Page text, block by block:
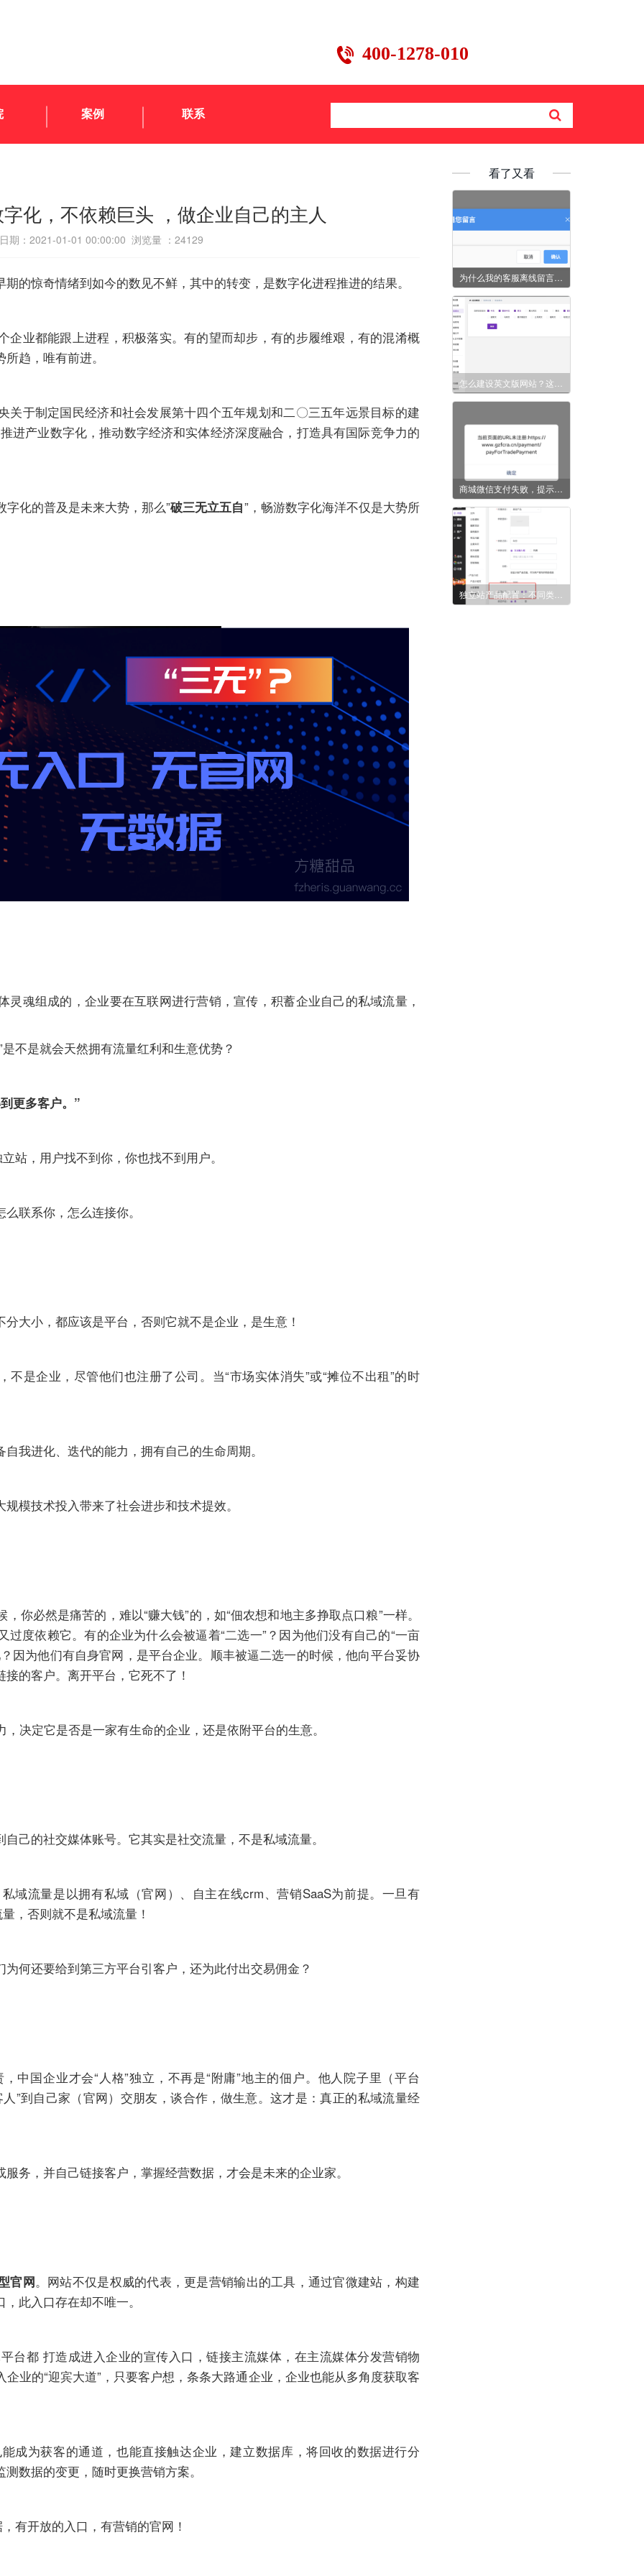
400-1278-010
案例 联系
化，不依赖巨头 ，做企业自己的主人
期：2021-01-01 00:00:00 浏览量 ： 24129
的惊奇情绪到如今的数见不鲜，其中的转变，是数字化进程推进的结果。
企业都能跟上进程，积极落实。有的望而却步，有的步履维艰，有的混淆概
趋，唯有前进。
关于制定国民经济和社会发展第十四个五年规划和二〇三五年远景目标的建
进产业数字化，推动数字经济和实体经济深度融合，打造具有国际竞争力的
化的普及是未来大势，那么”破三无立五自”，畅游数字化海洋不仅是大势所
魂组成的，企业要在互联网进行营销，宣传，积蓄企业自己的私域流量，
不是就会天然拥有流量红利和生意优势？
更多客户。”
站，用户找不到你，你也找不到用户。
联系你，怎么连接你。
大小，都应该是平台，否则它就不是企业，是生意！
不是企业，尽管他们也注册了公司。当“市场实体消失”或“摊位不出租”的时
我进化、迭代的能力，拥有自己的生命周期。
模技术投入带来了社会进步和技术提效。
你必然是痛苦的，难以“赚大钱”的，如“佃农想和地主多挣取点口粮”一样。
度依赖它。有的企业为什么会被逼着“二选一”？因为他们没有自己的“一亩
因为他们有自身官网，是平台企业。顺丰被逼二选一的时候，他向平台妥协
的客户。离开平台，它死不了！
，决定它是否是一家有生命的企业，还是依附平台的生意。
己的社交媒体账号。它其实是社交流量，不是私域流量。
域流量是以拥有私域（官网）、自主在线crm、营销SaaS为前提。一旦有
，否则就不是私域流量！
何还要给到第三方平台引客户，还为此付出交易佣金？
中国企业才会“人格”独立，不再是“附庸”地主的佃户。他人院子里（平台
”到自己家（官网）交朋友，谈合作，做生意。这才是：真正的私域流量经
务，并自己链接客户，掌握经营数据，才会是未来的企业家。
官网。网站不仅是权威的代表，更是营销输出的工具，通过官微建站，构建
此入口存在却不唯一。
台都 打造成进入企业的宣传入口，链接主流媒体，在主流媒体分发营销物
业的“迎宾大道”，只要客户想，条条大路通企业，企业也能从多角度获取客
成为获客的通道，也能直接触达企业，建立数据库，将回收的数据进行分
数据的变更，随时更换营销方案。
有开放的入口，有营销的官网！
看了又看